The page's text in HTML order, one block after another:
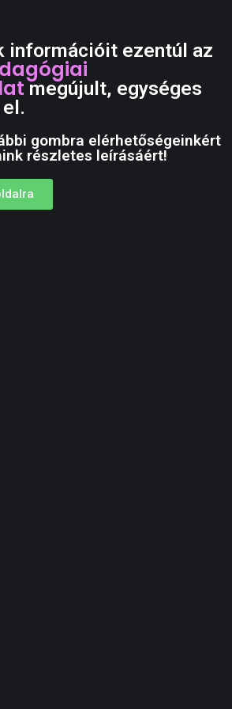
információit ezentúl az
megújult, egységes
gombra elérhetőségeinkért
részletes leírásáért!